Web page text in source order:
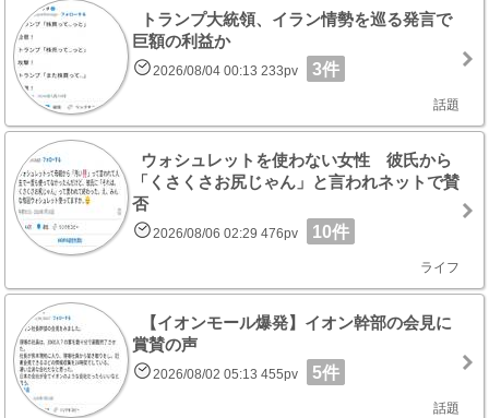
トランプ大統領、イラン情勢を巡る発言で
巨額の利益か
2026/08/04 00:13 233pv 3件
話題
ウォシュレットを使わない女性 彼氏から
「くさくさお尻じゃん」と言われネットで賛
否
2026/08/06 02:29 476pv 10件
ライフ
【イオンモール爆発】イオン幹部の会見に
賞賛の声
2026/08/02 05:13 455pv 5件
話題